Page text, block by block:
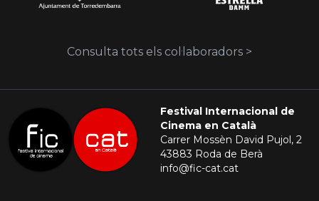
Consulta tots els col·laboradors >
Festival Internacional de
Cinema en Català
Carrer Mossèn David Pujol, 2
43883 Roda de Berà
info@fic-cat.cat